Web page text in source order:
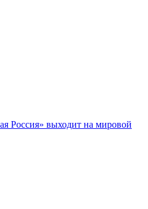
Россия» выходит на мировой